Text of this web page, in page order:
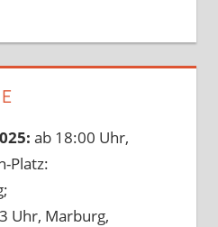
ab 18:00 Uhr,
Platz:
Uhr, Marburg,